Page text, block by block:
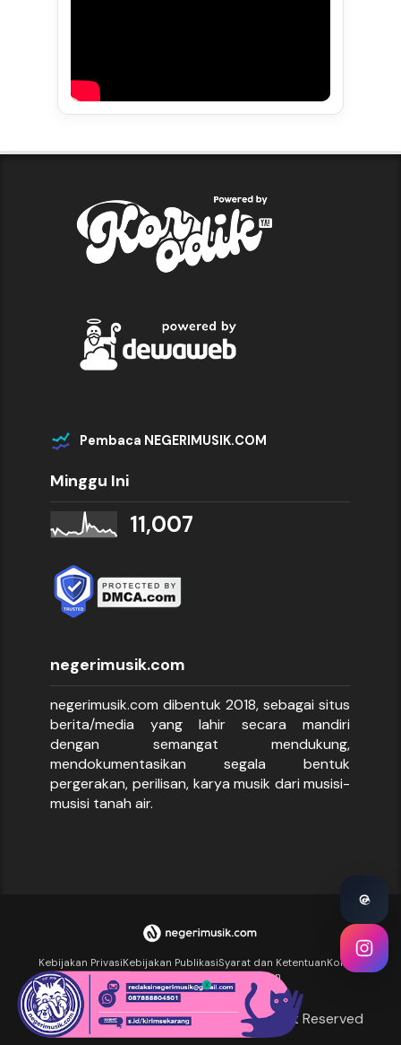
Pembaca NEGERIMUSIK.COM
Minggu Ini
11,007
negerimusik.com
negerimusik.com dibentuk 2018, sebagai situs
berita/media yang lahir secara mandiri
dengan semangat mendukung,
mendokumentasikan segala bentuk
pergerakan, perilisan, karya musik dari musisi-
musisi tanah air.
Kebijakan PrivasiKebijakan PublikasiSyarat dan KetentuanKontak
IklanIklan
Iklan
©2018-2026negerimusik.com - All Right Reserved